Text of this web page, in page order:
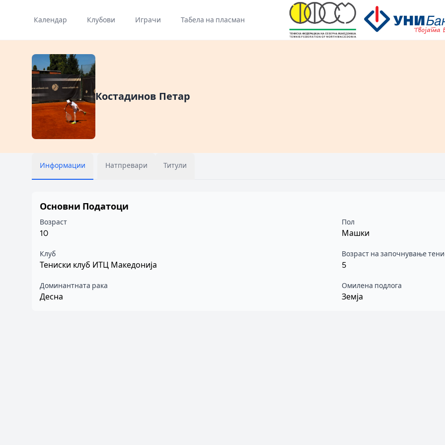
Календар Клубови Играчи Табела на пласман
Костадинов Петар
Информации Натпревари Титули
Основни Податоци
Возраст
10
Пол
Машки
Клуб
Тениски клуб ИТЦ Македонија
Возраст на започнување
5
Доминантната рака
Десна
Омилена подлога
Земја